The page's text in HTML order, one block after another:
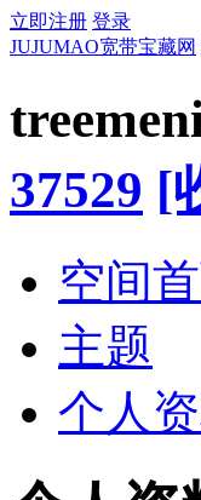
立即注册 登录
JUJUMAO宽带宝藏网
37529 [
空间
主题
个人